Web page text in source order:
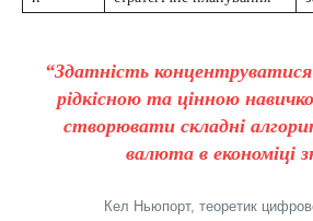
“Здатність
рідкісною та цінною
створювати складні
валюта в економіці
Кел Ньюпорт, теоретик